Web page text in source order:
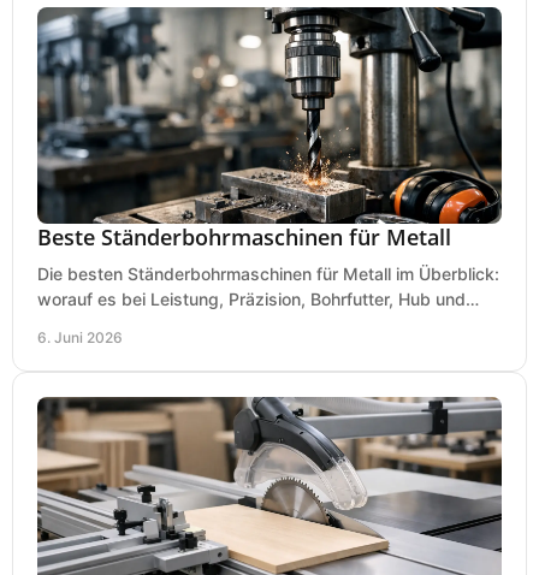
Beste Ständerbohrmaschinen für Metall
Die besten Ständerbohrmaschinen für Metall im Überblick:
worauf es bei Leistung, Präzision, Bohrfutter, Hub und
6. Juni 2026